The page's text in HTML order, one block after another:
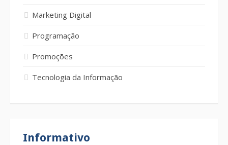
Marketing Digital
Programação
Promoções
Tecnologia da Informação
Informativo